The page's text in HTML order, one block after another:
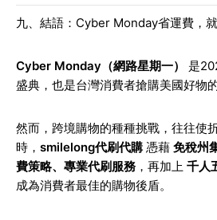
九、結語：Cyber Monday省運費，
Cyber Monday（網路星期一）
是
盛典，也是台灣消費者搶購美國好物
然而，跨境購物的種種挑戰，往往使
時， smilelong代刷代購 憑藉 免稅州
費策略、專業代刷服務 ，再加上 千人
成為消費者最佳的購物後盾。